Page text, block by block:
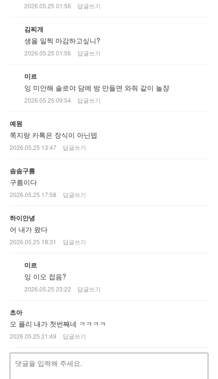
2026.05.25 01:56 답글쓰기
김찌개
생을 일찍 마감하고싶니?
2026.05.25 01:56 답글쓰기
미르
잉 미안해 솔로야 담에 방 만들면 와줘 같이 놀쟝
2026.05.25 09:54 답글쓰기
예원
쪽지랑 카톡은 장식이 아닌뎁
2026.05.25 13:47 답글쓰기
솜솜구름
구름이다
2026.05.25 17:58 답글쓰기
하이안녕
어 내가 왔다
2026.05.25 18:31 답글쓰기
미르
잉 이오 접음?
2026.05.25 23:22 답글쓰기
초아
오 플리 내가 첫번째네 ㅋㅋㅋㅋ
2026.05.25 21:49 답글쓰기